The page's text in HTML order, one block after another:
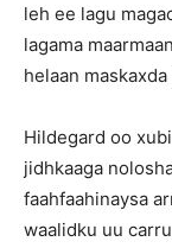
leh ee lagu
lagama
helaan
Hildegard oo
jidhkaaga
faahfaahinaysa
waalidku uu